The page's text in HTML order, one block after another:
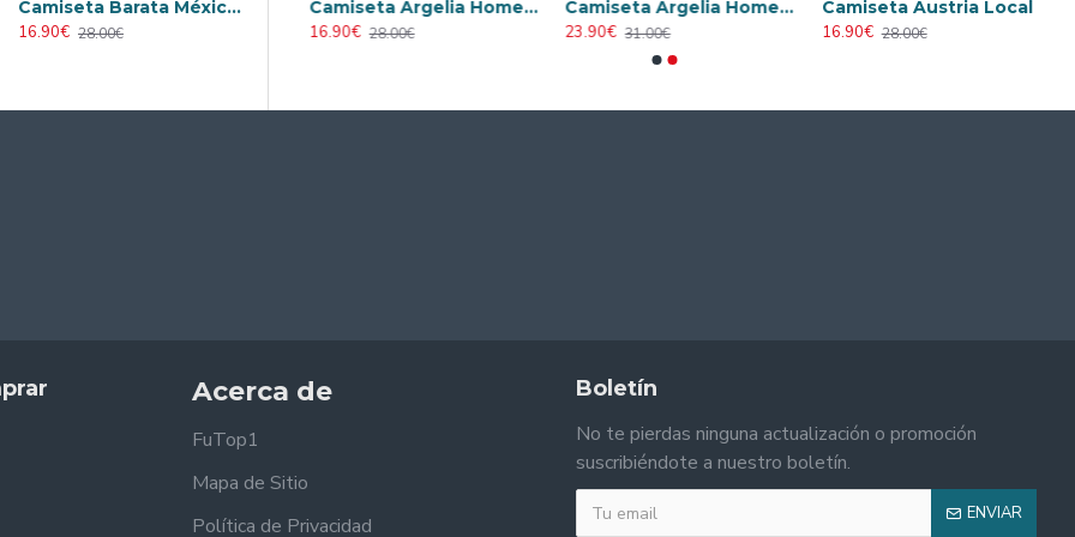
Camiseta Barata México Alternativo Tercera Equipación 2025
16.90€
28.00€
17.90€ 29.00€
Camiseta Argelia Home 2026
16.90€ 28.00€
Camiseta Argelia Home 2026 Versión Jugador
23.90€ 31.00€
Camiseta Austria Local Mundial 2026 Rojo
16.90€ 28.00€
Acerca de
FuTop1
Mapa de Sitio
Política de Privacidad
Boletín
No te pierdas ninguna actualización o promoción
suscribiéndote a nuestro boletín.
ENVIAR